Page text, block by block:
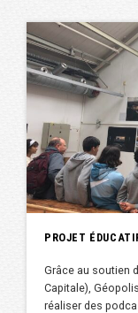
PROJET
Grâce au soutien
Capitale),
réaliser des